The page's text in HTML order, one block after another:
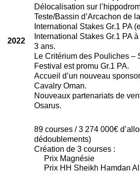
2022
Délocalisation sur
Teste/Bassin d’Arcachon de
International Stakes Gr.1 PA
International Stakes Gr.1 PA
3 ans.
Le Critérium des Pouliches –
Festival est promu Gr.1 PA.
Accueil d’un nouveau
Cavalry Oman.
Nouveaux partenariats de
Osarus.
89 courses / 3 274 000€
dédoublements)
Création de 3 courses :
Prix Magnésie
Prix HH Sheikh Hamdan